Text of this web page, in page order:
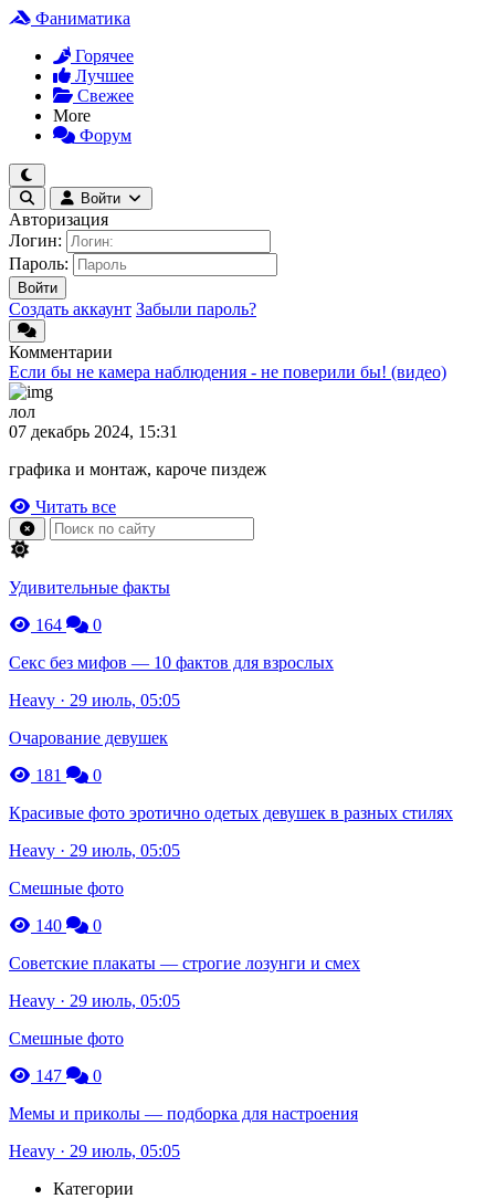
Фаниматика
Горячее
Лучшее
Свежее
More
Форум
Войти
Авторизация
Логин:
Пароль:
Войти
Создать аккаунт Забыли пароль?
Комментарии
Если бы не камера наблюдения - не поверили бы! (видео)
лол
07 декабрь 2024, 15:31
графика и монтаж, кароче пиздеж
Читать все
Удивительные факты
164
0
Секс без мифов — 10 фактов для взрослых
Heavy · 29 июль, 05:05
Очарование девушек
181
0
Красивые фото эротично одетых девушек в разных стилях
Heavy · 29 июль, 05:05
Смешные фото
140
0
Советские плакаты — строгие лозунги и смех
Heavy · 29 июль, 05:05
Смешные фото
147
0
Мемы и приколы — подборка для настроения
Heavy · 29 июль, 05:05
Категории